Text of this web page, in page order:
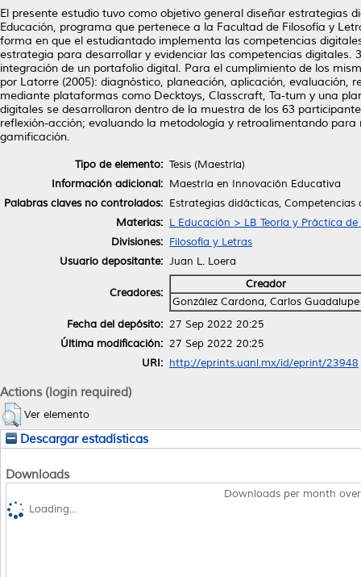
El presente estudio tuvo como objetivo general diseñar
Educación, programa que pertenece a la Facultad de Filosofía y
forma en que el estudiantado implementa las competencias
estrategia para desarrollar y evidenciar las competencias
integración de un portafolio digital. Para el cumplimiento de los
por Latorre (2005): diagnóstico, planeación, aplicación,
mediante plataformas como Decktoys, Classcraft, Ta-tum y una
digitales se desarrollaron dentro de la muestra de los 63
reflexión-acción; evaluando la metodología y retroalimentando
gamificación.
Tipo de elemento: Tesis (Maestría)
Información adicional: Maestría en Innovación Educativa
Palabras claves no controlados: Estrategias didácticas, Competencias
Materias: L Educación > LB Teoría y Práctica
Divisiones: Filosofía y Letras
Usuario depositante: Juan L. Loera
Creadores:
Creador
González Cardona, Carlos Guadalupe
Fecha del depósito: 27 Sep 2022 20:25
Última modificación: 27 Sep 2022 20:25
URI: http://eprints.uanl.mx/id/eprint/23948
Actions (login required)
Ver elemento
Descargar estadísticas
Downloads
Downloads per month
Loading...